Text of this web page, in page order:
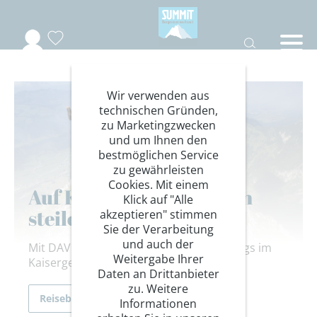
Auf Klettersteigen durch
steile Felswände
Mit DAV Summit Club und WWF unterwegs im
Kaisergebirge der Nördlichen Kalkalpen
Reiseberichte
Wir verwenden aus
technischen Gründen,
zu Marketingzwecken
und um Ihnen den
bestmöglichen Service
zu gewährleisten
Cookies. Mit einem
Klick auf "Alle
akzeptieren" stimmen
Sie der Verarbeitung
und auch der
Weitergabe Ihrer
Daten an Drittanbieter
zu. Weitere
Informationen